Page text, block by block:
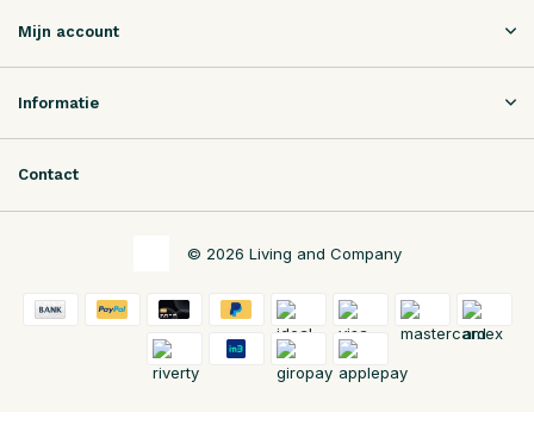
Mijn account
Informatie
Contact
© 2026 Living and Company